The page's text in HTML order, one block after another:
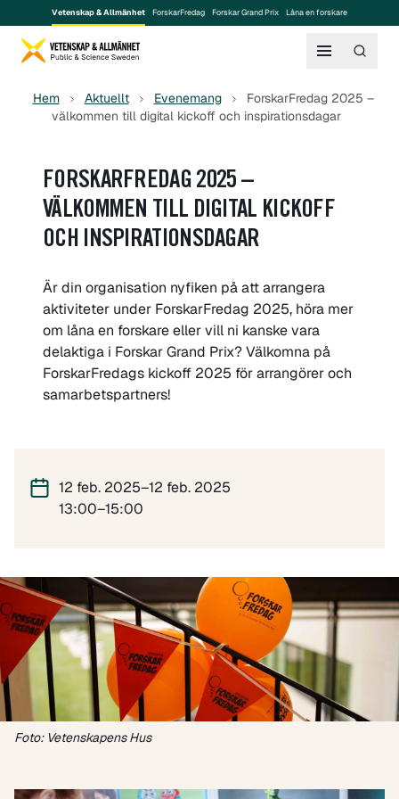
Vetenskap & Allmänhet ForskarFredag Forskar Grand Prix Låna en forskare
Hem Aktuellt Evenemang
ForskarFredag 2025 –
välkommen till digital kickoff och inspirationsdagar
FORSKARFREDAG 2025 –
VÄLKOMMEN TILL DIGITAL KICKOFF
OCH INSPIRATIONSDAGAR
Är din organisation nyfiken på att arrangera
aktiviteter under ForskarFredag 2025, höra mer
om låna en forskare eller vill ni kanske vara
delaktiga i Forskar Grand Prix? Välkomna på
ForskarFredags kickoff 2025 för arrangörer och
samarbetspartners!
12 feb. 2025–12 feb. 2025
13:00–15:00
Foto: Vetenskapens Hus